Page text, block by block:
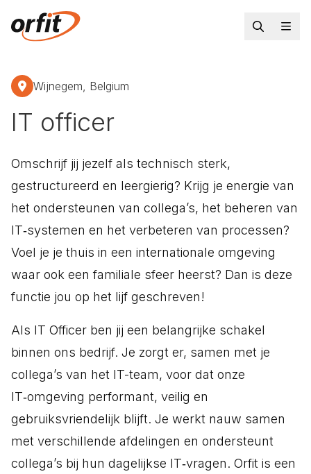
Wijnegem, Belgium
IT officer
Omschrijf jij jezelf als technisch sterk,
gestructureerd en leergierig? Krijg je energie van
het ondersteunen van collega’s, het beheren van
IT‑systemen en het verbeteren van processen?
Voel je je thuis in een internationale omgeving
waar ook een familiale sfeer heerst? Dan is deze
functie jou op het lijf geschreven!
Als IT Officer ben jij een belangrijke schakel
binnen ons bedrijf. Je zorgt er, samen met je
collega’s van het IT-team, voor dat onze
IT‑omgeving performant, veilig en
gebruiksvriendelijk blijft. Je werkt nauw samen
met verschillende afdelingen en ondersteunt
collega’s bij hun dagelijkse IT‑vragen. Orfit is een